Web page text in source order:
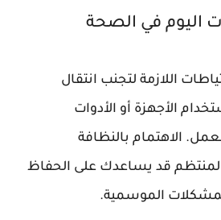
اليوم في الصحة
اللازمة لتجنب انتقال
الأجهزة أو الأدوات
الاهتمام بالنظافة
قد يساعدك على الحفاظ
الموسمية.